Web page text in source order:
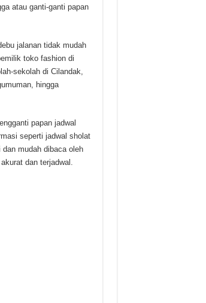
atau ganti-ganti papan
jalanan tidak mudah
toko fashion di
sekolah di Cilandak,
hingga
papan jadwal
seperti jadwal sholat
mudah dibaca oleh
dan terjadwal.